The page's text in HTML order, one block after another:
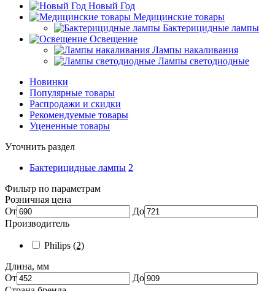
Новый Год
Медицинские товары
Бактерицидные лампы
Освещение
Лампы накаливания
Лампы светодиодные
Новинки
Популярные товары
Распродажи и скидки
Рекомендуемые товары
Уцененные товары
Уточнить раздел
Бактерицидные лампы 2
Фильтр по параметрам
Розничная цена
От
До
Производитель
Philips (2)
Длина, мм
От
До